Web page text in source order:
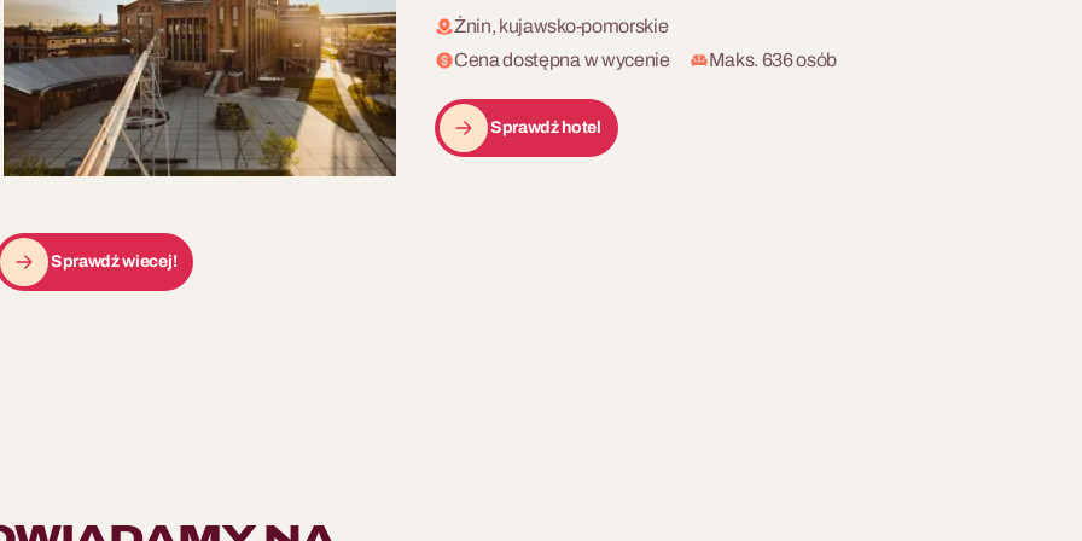
Żnin, kujawsko-pomorskie
Cena dostępna w wycenie
Maks. 636 osób
Sprawdź hotel
Sprawdź wiecej!